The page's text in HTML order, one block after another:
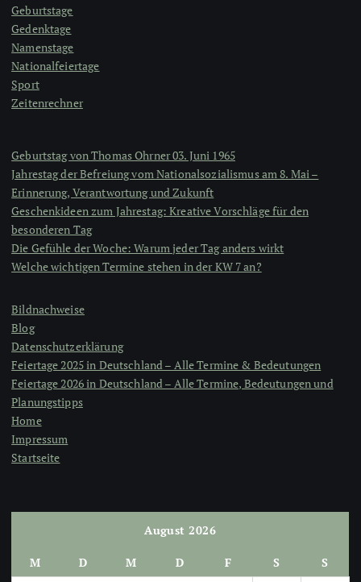
Geburtstage
Gedenktage
Namenstage
Nationalfeiertage
Sport
Zeitenrechner
Geburtstag von Thomas Ohrner 03. Juni 1965
Jahrestag der Befreiung vom Nationalsozialismus am 8. Mai –
Erinnerung, Verantwortung und Zukunft
Geschenkideen zum Jahrestag: Kreative Vorschläge für den
besonderen Tag
Die Gefühle der Woche: Warum jeder Tag anders wirkt
Welche wichtigen Termine stehen in der KW 7 an?
Bildnachweise
Blog
Datenschutzerklärung
Feiertage 2025 in Deutschland – Alle Termine & Bedeutungen
Feiertage 2026 in Deutschland – Alle Termine, Bedeutungen und
Planungstipps
Home
Impressum
Startseite
August 2026
M D M D F S S